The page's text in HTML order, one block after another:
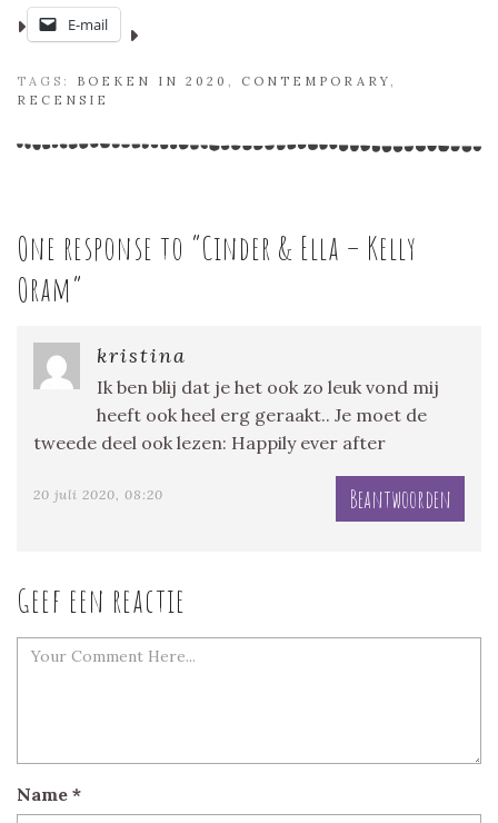
E-mail
TAGS: BOEKEN IN 2020 CONTEMPORARY
RECENSIE
One response to “Cinder & Ella – Kelly
Oram”
kristina
Ik ben blij dat je het ook zo leuk vond mij
heeft ook heel erg geraakt.. Je moet de
tweede deel ook lezen: Happily ever after
20 juli 2020, 08:20 Beantwoorden
Geef een reactie
Name *